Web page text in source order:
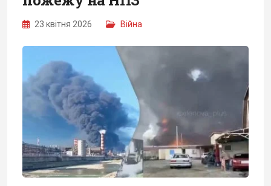
23 квітня 2026 Війна